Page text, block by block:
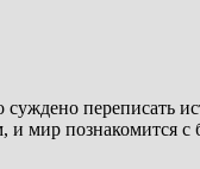
переписать
мир познакомится с